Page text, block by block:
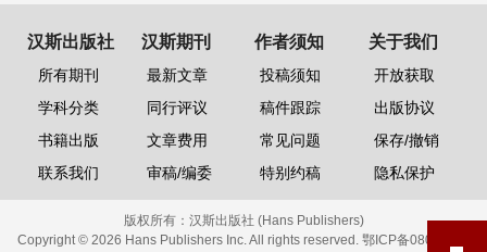
汉斯出版社
所有期刊
学科分类
书籍出版
联系我们
汉斯期刊
最新文章
同行评议
文章费用
审稿/编委
作者须知
投稿须知
稿件跟踪
常见问题
特别约稿
关于我们
开放获取
出版协议
保存/撤销
隐私保护
版权所有： 汉斯出版社 (Hans Publishers)
Copyright © 2026 Hans Publishers Inc. All rights reserved. 鄂ICP备08006613